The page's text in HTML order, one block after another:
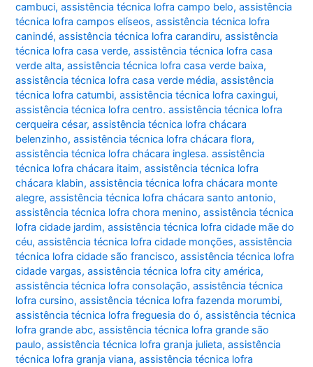
cambuci,assistência técnica lofra campo belo,assistência
técnica lofra campos elíseos,assistência técnica lofra
canindé,assistência técnica lofra carandiru,assistência
técnica lofra casa verde,assistência técnica lofra casa
verde alta,assistência técnica lofra casa verde baixa,
assistência técnica lofra casa verde média,assistência
técnica lofra catumbi,assistência técnica lofra caxingui,
assistência técnica lofra centro. assistência técnica lofra
cerqueira césar,assistência técnica lofra chácara
belenzinho,assistência técnica lofra chácara flora,
assistência técnica lofra chácara inglesa. assistência
técnica lofra chácara itaim,assistência técnica lofra
chácara klabin,assistência técnica lofra chácara monte
alegre,assistência técnica lofra chácara santo antonio,
assistência técnica lofra chora menino,assistência técnica
lofra cidade jardim,assistência técnica lofra cidade mãe do
céu,assistência técnica lofra cidade monções,assistência
técnica lofra cidade são francisco,assistência técnica lofra
cidade vargas,assistência técnica lofra city américa,
assistência técnica lofra consolação,assistência técnica
lofra cursino,assistência técnica lofra fazenda morumbi,
assistência técnica lofra freguesia do ó,assistência técnica
lofra grande abc,assistência técnica lofra grande são
paulo,assistência técnica lofra granja julieta,assistência
técnica lofra granja viana,assistência técnica lofra